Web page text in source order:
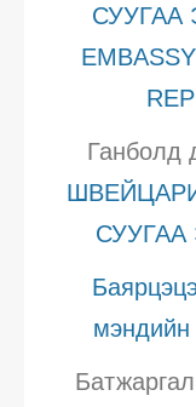
Ганболд
Батжаргал